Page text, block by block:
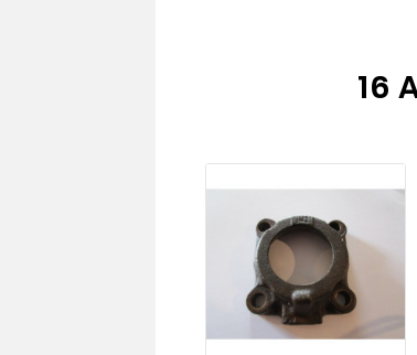
16
 visibility